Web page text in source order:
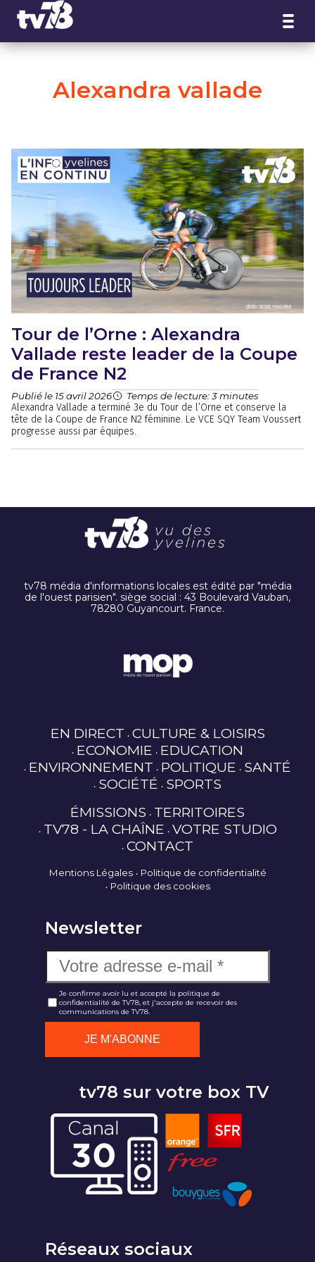
Alexandra vallade
Tour de l’Orne : Alexandra
Vallade reste leader de la Coupe
de France N2
Publié le 15 avril 2026 Temps de lecture: 3 minutes
Alexandra Vallade a terminé 3e du Tour de l’Orne et conserve la
tête de la Coupe de France N2 féminine. Le VCE SQY Team Voussert
progresse aussi par équipes.
tv78 média d'informations locales est édité par "média
de l'ouest parisien". siège social : 43 Boulevard Vauban,
78280 Guyancourt. France.
EN DIRECT CULTURE & LOISIRS
ECONOMIE EDUCATION
ENVIRONNEMENT POLITIQUE SANTÉ
SOCIÉTÉ SPORTS
ÉMISSIONS TERRITOIRES
TV78 - LA CHAÎNE VOTRE STUDIO
CONTACT
Mentions Légales
Politique de confidentialité
Politique des cookies
Newsletter
Je confirme avoir lu et accepté la politique de
confidentialité de TV78, et j'accepte de recevoir des
communications de TV78.
tv78 sur votre box TV
Réseaux sociaux
Panneau de gestion des cookies